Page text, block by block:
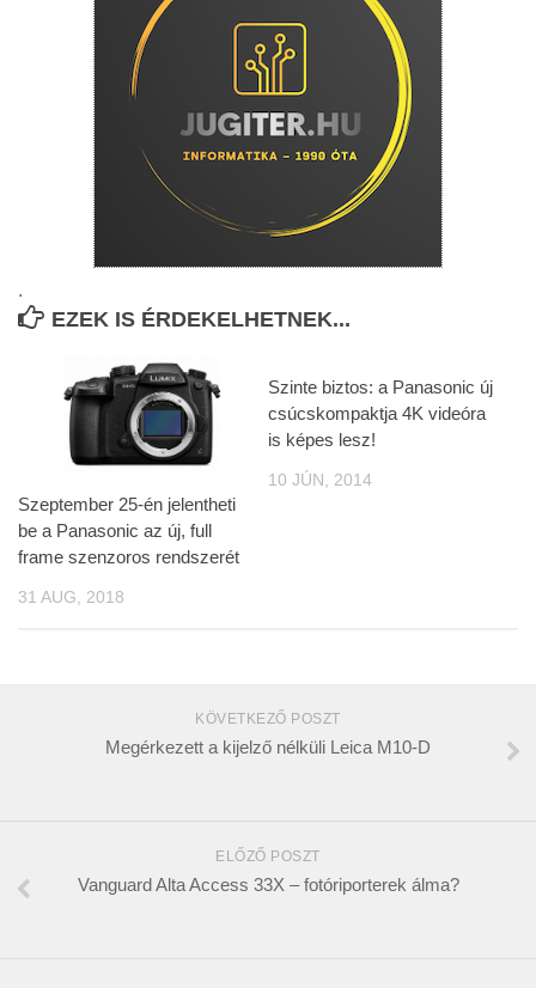
.
EZEK IS ÉRDEKELHETNEK...
Szeptember 25-én jelentheti
be a Panasonic az új, full
frame szenzoros rendszerét
31 AUG, 2018
Szinte biztos: a Panasonic új
csúcskompaktja 4K videóra
is képes lesz!
10 JÚN, 2014
KÖVETKEZŐ POSZT
Megérkezett a kijelző nélküli Leica M10-D
ELŐZŐ POSZT
Vanguard Alta Access 33X – fotóriporterek álma?